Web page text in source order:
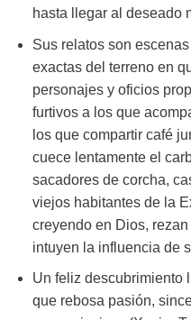
hasta llegar al deseado
Sus relatos son
exactas del terreno en
personajes y oficios
furtivos a los que
los que compartir café
cuece lentamente el
sacadores de corcha,
viejos habitantes de la
creyendo en Dios,
intuyen la influencia de
Un feliz descubrimiento
que rebosa pasión,